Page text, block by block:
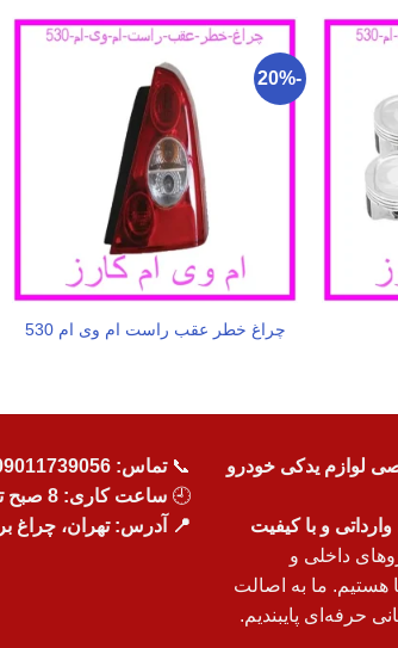
-20%
چراغ خطر عقب راست ام وی ام 530
لوازم یدکی خودرو
وارداتی و با کیفیت
داخلی و
هستیم. ما به اصالت
حرفه‌ای پایبندیم.
📞تماس:
🕘 ساعت کاری: 8 صبح تا 9 شب
📍 آدرس: تهران، چراغ